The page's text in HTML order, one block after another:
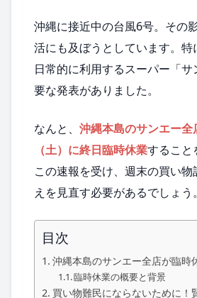
沖縄に接近中の台風6号。その
活にも及ぼうとしています。
日常的に利用するスーパー「
要な発表がありました。
なんと、 沖縄本島のサンエー全
（土）に終日臨時休業すること
この速報を受け、週末の買い
えを見直す必要があるでしょう。
目次
沖縄本島のサンエー全店が臨時
臨時休業の概要と背景
買い物難民にならないために！